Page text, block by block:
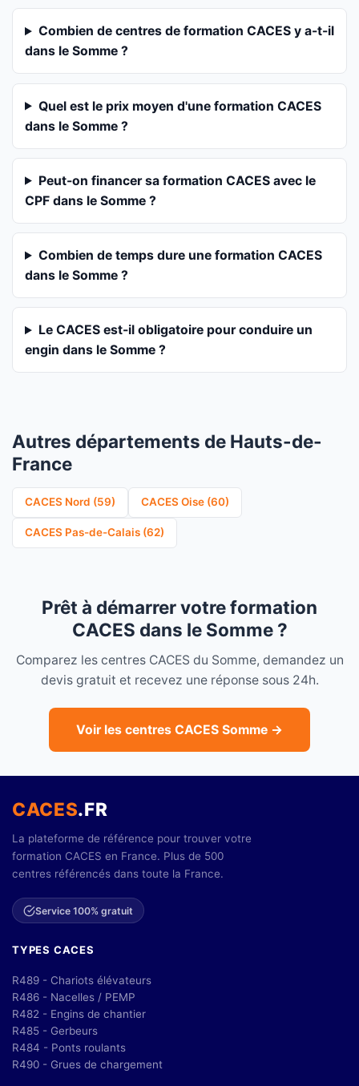
Combien de centres de formation CACES y a-t-il
dans le Somme ?
Quel est le prix moyen d'une formation CACES
dans le Somme ?
Peut-on financer sa formation CACES avec le
CPF dans le Somme ?
Combien de temps dure une formation CACES
dans le Somme ?
Le CACES est-il obligatoire pour conduire un
engin dans le Somme ?
Autres départements de Hauts-de-
France
CACES Nord (59) CACES Oise (60)
CACES Pas-de-Calais (62)
Prêt à démarrer votre formation
CACES dans le Somme ?
Comparez les centres CACES du Somme, demandez un
devis gratuit et recevez une réponse sous 24h.
Voir les centres CACES Somme →
CACES.FR
La plateforme de référence pour trouver votre
formation CACES en France. Plus de 500
centres référencés dans toute la France.
Service 100% gratuit
TYPES CACES
R489 - Chariots élévateurs
R486 - Nacelles / PEMP
R482 - Engins de chantier
R485 - Gerbeurs
R484 - Ponts roulants
R490 - Grues de chargement